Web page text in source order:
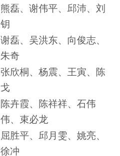
熊磊、谢伟平、邱沛、刘
钥
谢磊、吴洪东、向俊志、
朱奇
张欣桐、杨震、王寅、陈
戈
陈卉霞、陈祥祥、石伟
伟、束必龙
屈胜平、邱月雯、姚亮、
徐冲